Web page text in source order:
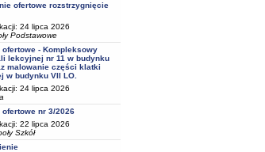
ofertowe rozstrzygnięcie
24 lipca 2026
Podstawowe
ofertowe - Kompleksowy
lekcyjnej nr 11 w budynku
malowanie części klatki
w budynku VII LO.
24 lipca 2026
ofertowe nr 3/2026
22 lipca 2026
Szkół